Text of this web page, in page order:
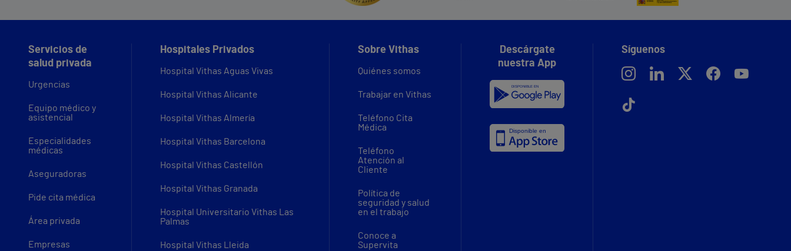
Servicios de
salud privada
Urgencias
Equipo médico y
asistencial
Especialidades
médicas
Aseguradoras
Pide cita médica
Área privada
Empresas
Hospitales Privados
Hospital Vithas Aguas Vivas
Hospital Vithas Alicante
Hospital Vithas Almería
Hospital Vithas Barcelona
Hospital Vithas Castellón
Hospital Vithas Granada
Hospital Universitario Vithas Las
Palmas
Hospital Vithas Lleida
Sobre Vithas
Quiénes somos
Trabajar en Vithas
Teléfono Cita
Médica
Teléfono
Atención al
Cliente
Política de
seguridad y salud
en el trabajo
Conoce a
Supervita
Descárgate
nuestra App
Síguenos